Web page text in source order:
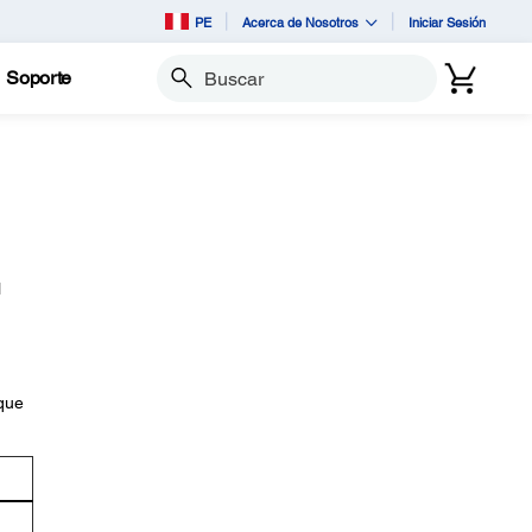
PE Acerca de Nosotros Iniciar Sesión
Soporte Buscar